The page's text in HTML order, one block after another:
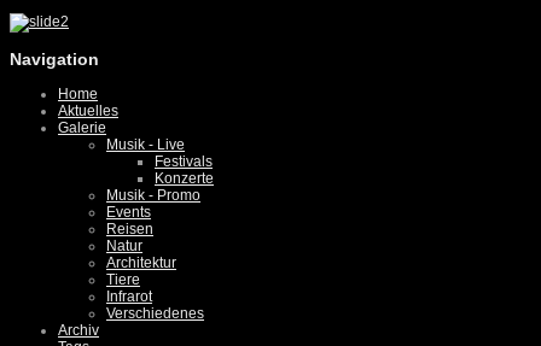
Navigation
Home
Aktuelles
Galerie
Musik - Live
Festivals
Konzerte
Musik - Promo
Events
Reisen
Natur
Architektur
Tiere
Infrarot
Verschiedenes
Archiv